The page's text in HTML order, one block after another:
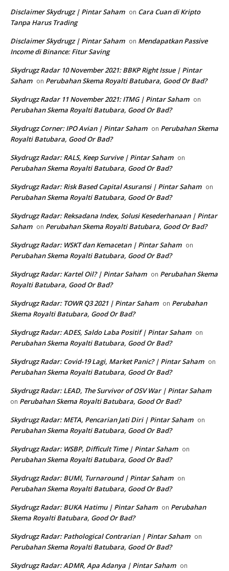
Disclaimer Skydrugz | Pintar Saham on Cara Cuan di Kripto
Tanpa Harus Trading
Disclaimer Skydrugz | Pintar Saham on Mendapatkan Passive
Income di Binance: Fitur Saving
Skydrugz Radar 10 November 2021: BBKP Right Issue | Pintar
Saham on Perubahan Skema Royalti Batubara, Good Or Bad?
Skydrugz Radar 11 November 2021: ITMG | Pintar Saham on
Perubahan Skema Royalti Batubara, Good Or Bad?
Skydrugz Corner: IPO Avian | Pintar Saham on Perubahan Skema
Royalti Batubara, Good Or Bad?
Skydrugz Radar: RALS, Keep Survive | Pintar Saham on
Perubahan Skema Royalti Batubara, Good Or Bad?
Skydrugz Radar: Risk Based Capital Asuransi | Pintar Saham on
Perubahan Skema Royalti Batubara, Good Or Bad?
Skydrugz Radar: Reksadana Index, Solusi Kesederhanaan | Pintar
Saham on Perubahan Skema Royalti Batubara, Good Or Bad?
Skydrugz Radar: WSKT dan Kemacetan | Pintar Saham on
Perubahan Skema Royalti Batubara, Good Or Bad?
Skydrugz Radar: Kartel Oil? | Pintar Saham on Perubahan Skema
Royalti Batubara, Good Or Bad?
Skydrugz Radar: TOWR Q3 2021 | Pintar Saham on Perubahan
Skema Royalti Batubara, Good Or Bad?
Skydrugz Radar: ADES, Saldo Laba Positif | Pintar Saham on
Perubahan Skema Royalti Batubara, Good Or Bad?
Skydrugz Radar: Covid-19 Lagi, Market Panic? | Pintar Saham on
Perubahan Skema Royalti Batubara, Good Or Bad?
Skydrugz Radar: LEAD, The Survivor of OSV War | Pintar Saham
on Perubahan Skema Royalti Batubara, Good Or Bad?
Skydrugz Radar: META, Pencarian Jati Diri | Pintar Saham on
Perubahan Skema Royalti Batubara, Good Or Bad?
Skydrugz Radar: WSBP, Difficult Time | Pintar Saham on
Perubahan Skema Royalti Batubara, Good Or Bad?
Skydrugz Radar: BUMI, Turnaround | Pintar Saham on
Perubahan Skema Royalti Batubara, Good Or Bad?
Skydrugz Radar: BUKA Hatimu | Pintar Saham on Perubahan
Skema Royalti Batubara, Good Or Bad?
Skydrugz Radar: Pathological Contrarian | Pintar Saham on
Perubahan Skema Royalti Batubara, Good Or Bad?
Skydrugz Radar: ADMR, Apa Adanya | Pintar Saham on